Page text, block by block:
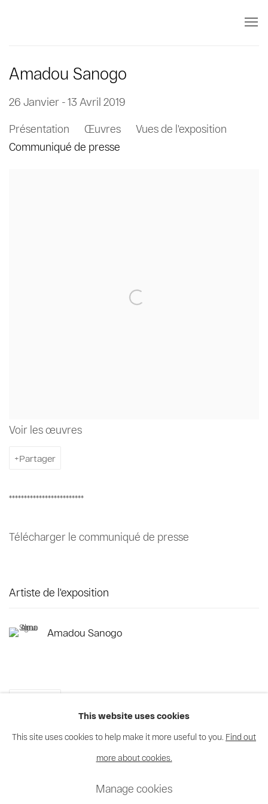
Amadou Sanogo
26 Janvier - 13 Avril 2019
Présentation Œuvres
Vues de l'exposition
Communiqué de presse
Voir les œuvres
Partager
*************************
Télécharger le communiqué de presse
Artiste de l'exposition
Amadou Sanogo
Site by Artlogic
This website uses cookies
This site uses cookies to help make it more useful to you. Find out
more about cookies.
Manage cookies